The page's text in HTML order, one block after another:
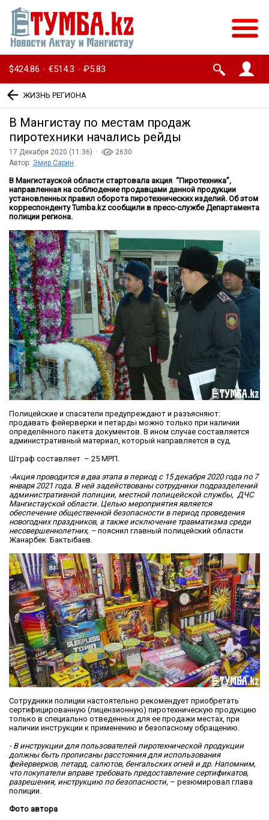
$424.86 · €514.3 · ₽5.83
ЖИЗНЬ РЕГИОНА
В Мангистау по местам продаж
пиротехники начались рейды
17 Декабря 2020 (11:36) ·
2630
Автор: Эмир Сарин
В Мангистауской области стартовала акция “Пиротехника”,
направленная на соблюдение продавцами данной продукции
установленных правил оборота пиротехнических изделий. Об этом
корреспонденту Tumba.kz сообщили в пресс-службе Департамента
полиции региона.
Полицейские и спасатели предупреждают и разъясняют:
продавать фейерверки и петарды можно только при наличии
определённого пакета документов. В ином случае составляется
административный материал, который направляется в суд.
Штраф составляет – 25 МРП.
-Акция проводится в два этапа в период с 15 декабря 2020 года по 7
января 2021 года. В ней задействованы сотрудники подразделений
административной полиции, местной полицейской службы, ДЧС
Мангистауской области. Целью мероприятия является
обеспечение общественной безопасности в период проведения
новогодних праздников, а также исключение травматизма среди
несовершеннолетних, – пояснил главный полицейский области
Жанарбек Бактыбаев.
Сотрудники полиции настоятельно рекомендует приобретать
сертифицированную (лицензионную) пиротехническую продукцию
только в специально отведенных для ее продажи местах, при
наличии инструкции к применению и безопасному обращению.
- В инструкции для пользователей пиротехнической продукции
должны быть прописаны расстояния для использования
фейерверков, петард, салютов, бенгальских огней и др. Напомним,
что покупатели вправе требовать предоставление сертификатов,
разрешения, инструкцию по безопасности, – резюмировал глава
полиции.
Фото автора